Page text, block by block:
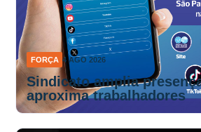
4 AGO 2026
Sindicato amplia
aproxima trabalhadores